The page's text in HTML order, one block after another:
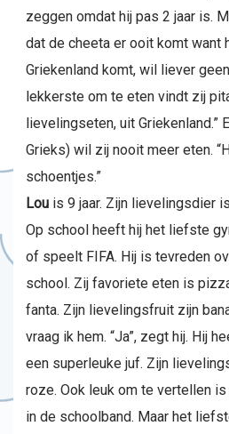
zeggen omdat hij pas 2 jaar is.
dat de cheeta er ooit komt want
Griekenland komt, wil liever
lekkerste om te eten vindt zij
lievelingseten, uit Griekenland.”
Grieks) wil zij nooit meer eten.
schoentjes.”
Lou is 9 jaar. Zijn lievelingsdier
Op school heeft hij het liefste
of speelt FIFA. Hij is tevreden
school. Zij favoriete eten is
fanta. Zijn lievelingsfruit zijn
vraag ik hem. “Ja”, zegt hij. Hij
een superleuke juf. Zijn
roze. Ook leuk om te vertellen
in de schoolband. Maar het